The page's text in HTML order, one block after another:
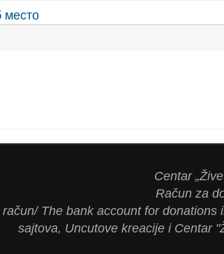
место
Centar
Račun za
račun/ The bank account for
sajtova, Uncutove kreacije i Centar